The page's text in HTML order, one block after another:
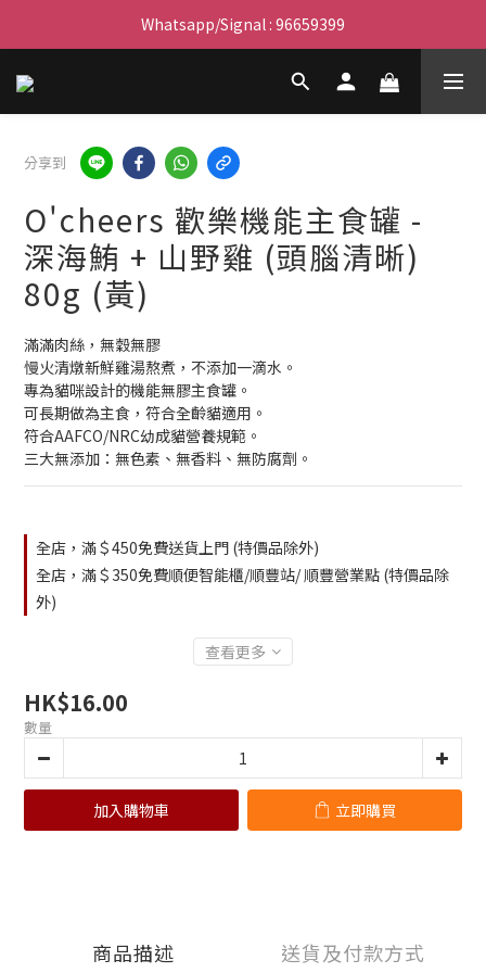
滿$450免費送貨上門 I 滿$350免運 順豐自取
Whatsapp/Signal : 96659399
會員優惠｜購物滿 $100 回贈$3購物金
分享到
O'cheers 歡樂機能主食罐 -
深海鮪 + 山野雞 (頭腦清晰)
80g (黃)
滿滿肉絲，無穀無膠
慢火清燉新鮮雞湯熬煮，不添加一滴水。
專為貓咪設計的機能無膠主食罐。
可長期做為主食，符合全齡貓適用。
符合AAFCO/NRC幼成貓營養規範。
三大無添加：無色素、無香料、無防腐劑。
全店，滿＄450免費送貨上門 (特價品除外)
全店，滿＄350免費順便智能櫃/順豐站/ 順豐營業點 (特價品除
外)
查看更多
HK$16.00
數量
加入購物車 立即購買
商品描述 送貨及付款方式